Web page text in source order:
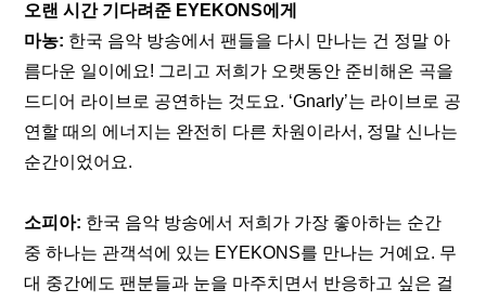
오랜 시간 기다려준 EYEKONS에게
마농: 한국 음악 방송에서 팬들을 다시 만나는 건 정말 아
름다운 일이에요! 그리고 저희가 오랫동안 준비해온 곡을
드디어 라이브로 공연하는 것도요. ‘Gnarly’는 라이브로 공
연할 때의 에너지는 완전히 다른 차원이라서, 정말 신나는
순간이었어요.
소피아: 한국 음악 방송에서 저희가 가장 좋아하는 순간
중 하나는 관객석에 있는 EYEKONS를 만나는 거예요. 무
대 중간에도 팬분들과 눈을 마주치면서 반응하고 싶은 걸